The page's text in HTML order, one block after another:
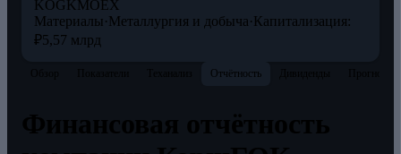
KOGKMOEX
Материалы·Металлургия и добыча·Капитализация:
₽5,57 млрд
Отчётность